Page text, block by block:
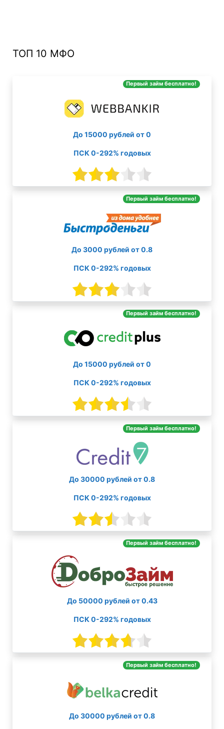
ТОП 10 МФО
Первый займ бесплатно!
До 15000 рублей от 0
ПСК 0-292% годовых
Первый займ бесплатно!
До 3000 рублей от 0.8
ПСК 0-292% годовых
Первый займ бесплатно!
До 15000 рублей от 0
ПСК 0-292% годовых
Первый займ бесплатно!
До 30000 рублей от 0.8
ПСК 0-292% годовых
Первый займ бесплатно!
До 50000 рублей от 0.43
ПСК 0-292% годовых
Первый займ бесплатно!
До 30000 рублей от 0.8